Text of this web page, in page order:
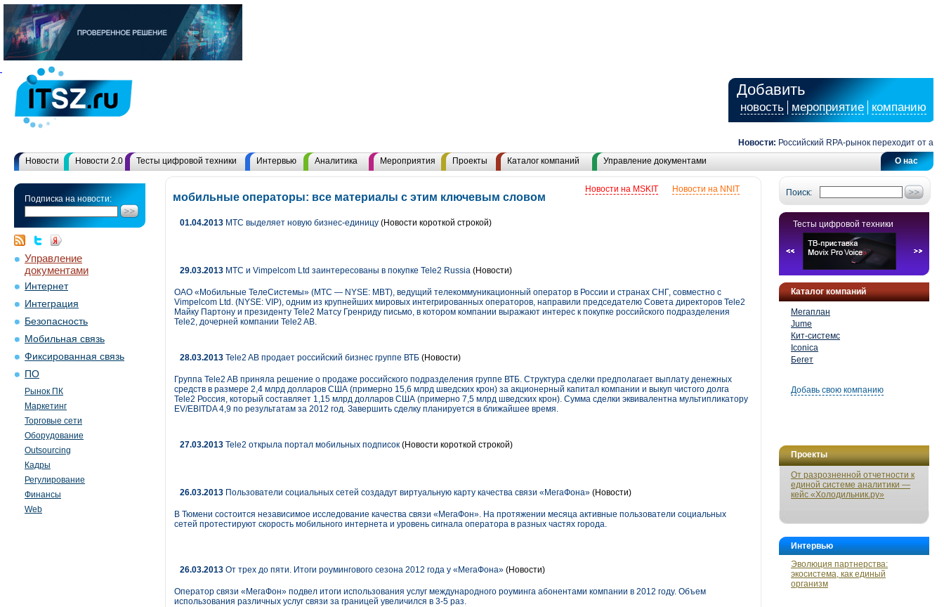
Добавить
новость мероприятие компанию
Новости: Российский RPA-рынок переходит от
О нас
Новости Новости 2.0 Тесты цифровой техники Интервью Аналитика Мероприятия Проекты Каталог компаний Управление документами
Подписка на новости:
Управление
документами
Интернет
Интеграция
Безопасность
Мобильная связь
Фиксированная связь
ПО
Рынок ПК
Маркетинг
Торговые сети
Оборудование
Outsourcing
Кадры
Регулирование
Финансы
Web
Поиск:
Тесты цифровой техники
Каталог компаний
Мегаплан
Jume
Кит-системс
Iconica
Бегет
Добавь свою компанию
Проекты
От разрозненной отчетности к
единой системе аналитики —
кейс «Холодильник.ру»
Интервью
Эволюция партнерства:
экосистема, как единый
организм
Новости на NNIT
Новости на MSKIT
мобильные операторы: все материалы с этим ключевым словом
01.04.2013 МТС выделяет новую бизнес-единицу (Новости короткой строкой)
29.03.2013 МТС и Vimpelcom Ltd заинтересованы в покупке Tele2 Russia (Новости)
ОАО «Мобильные ТелеСистемы» (МТС — NYSE: MBT), ведущий телекоммуникационный оператор в России и странах СНГ, совместно с
Vimpelcom Ltd. (NYSE: VIP), одним из крупнейших мировых интегрированных операторов, направили председателю Совета директоров Tele2
Майку Партону и президенту Tele2 Матсу Гренриду письмо, в котором компании выражают интерес к покупке российского подразделения
Tele2, дочерней компании Tele2 AB.
28.03.2013 Tele2 AB продает российский бизнес группе ВТБ (Новости)
Группа Tele2 AB приняла решение о продаже российского подразделения группе ВТБ. Структура сделки предполагает выплату денежных
средств в размере 2,4 млрд долларов США (примерно 15,6 млрд шведских крон) за акционерный капитал компании и выкуп чистого долга
Tele2 Россия, который составляет 1,15 млрд долларов США (примерно 7,5 млрд шведских крон). Сумма сделки эквивалентна мультипликатору
EV/EBITDA 4,9 по результатам за 2012 год. Завершить сделку планируется в ближайшее время.
27.03.2013 Tele2 открыла портал мобильных подписок (Новости короткой строкой)
26.03.2013 Пользователи социальных сетей создадут виртуальную карту качества связи «МегаФона» (Новости)
В Тюмени состоится независимое исследование качества связи «МегаФон». На протяжении месяца активные пользователи социальных
сетей протестируют скорость мобильного интернета и уровень сигнала оператора в разных частях города.
26.03.2013 От трех до пяти. Итоги роумингового сезона 2012 года у «МегаФона» (Новости)
Оператор связи «МегаФон» подвел итоги использования услуг международного роуминга абонентами компании в 2012 году. Объем
использования различных услуг связи за границей увеличился в 3-5 раз.